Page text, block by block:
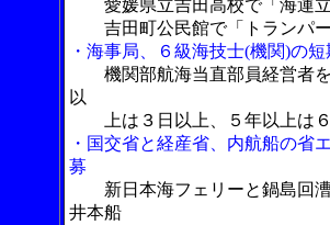
愛媛県立吉田高校で「海運
吉田町公民館で「トランパー
・海事局、６級海技士(機関)の
機関部航海当直部員経営者
以
上は３日以上、５年以上は６
・国交省と経産省、内航船の省
募
新日本海フェリーと鍋島回
井本船